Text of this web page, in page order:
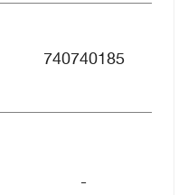
740740185
-